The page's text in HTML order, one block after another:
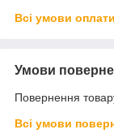
Всі умови оплати
Умови
Повернення
Всі умови